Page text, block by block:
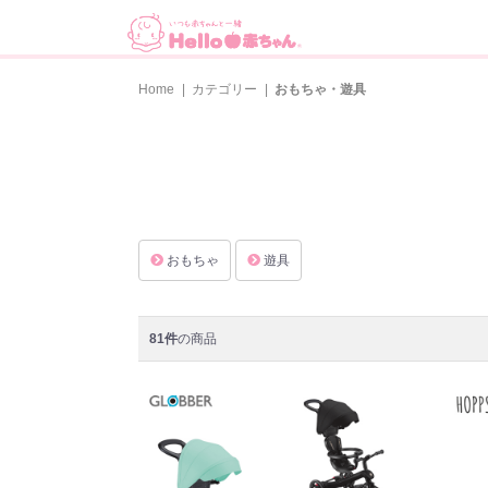
Home カテゴリー おもちゃ・遊具
おもちゃ 遊具
81件の商品